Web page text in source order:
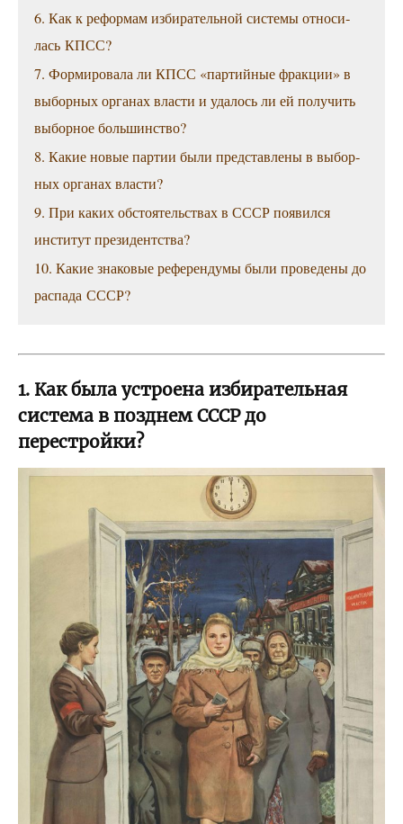
6. Как к рефор­мам изби­ра­тель­ной систе­мы отно­си­
лась КПСС?
7. Фор­ми­ро­ва­ла ли КПСС «пар­тий­ные фрак­ции» в
выбор­ных орга­нах вла­сти и уда­лось ли ей полу­чить
выбор­ное большинство?
8. Какие новые пар­тии были пред­став­ле­ны в выбор­
ных орга­нах власти?
9. При каких обсто­я­тель­ствах в СССР появил­ся
инсти­тут президентства?
10. Какие зна­ко­вые рефе­рен­ду­мы были про­ве­де­ны до
рас­па­да СССР?
1. Как была устроена избирательная
система в позднем СССР до
перестройки?